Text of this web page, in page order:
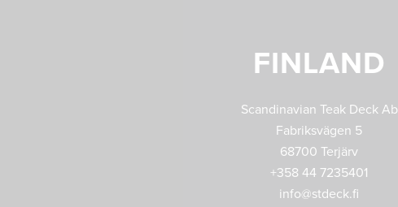
FINLAND
Scandinavian Teak Deck Ab
Fabriksvägen 5
68700 Terjärv
+358 44 7235401
info@stdeck.fi